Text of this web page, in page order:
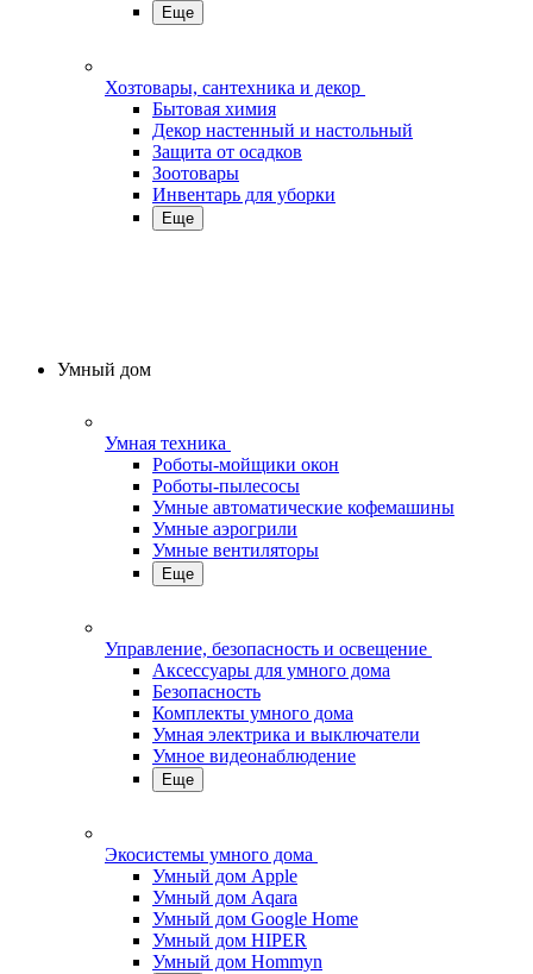
Еще
Хозтовары, сантехника и декор
Бытовая химия
Декор настенный и настольный
Защита от осадков
Зоотовары
Инвентарь для уборки
Еще
Умный дом
Умная техника
Роботы-мойщики окон
Роботы-пылесосы
Умные автоматические кофемашины
Умные аэрогрили
Умные вентиляторы
Еще
Управление, безопасность и освещение
Аксессуары для умного дома
Безопасность
Комплекты умного дома
Умная электрика и выключатели
Умное видеонаблюдение
Еще
Экосистемы умного дома
Умный дом Apple
Умный дом Aqara
Умный дом Google Home
Умный дом HIPER
Умный дом Hommyn